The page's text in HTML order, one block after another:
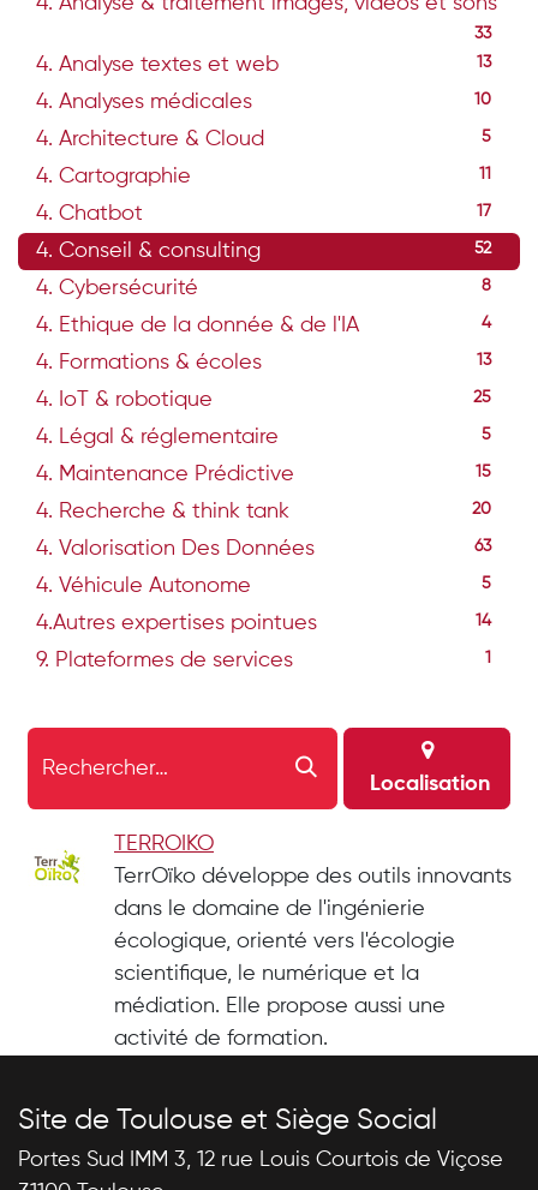
33
4. Analyse textes et web 13
4. Analyses médicales 10
4. Architecture & Cloud 5
4. Cartographie
4. Chatbot 17
4. Conseil & consulting 52
4. Cybersécurité 8
4. Ethique de la donnée & de l'IA 4
4. Formations & écoles 13
4. IoT & robotique 25
4. Légal & réglementaire 5
4. Maintenance Prédictive 15
4. Recherche & think tank 20
4. Valorisation Des Données 63
4. Véhicule Autonome 5
4.Autres expertises pointues 14
9. Plateformes de services
Localisation
TERROIKO
TerrOïko développe des outils innovants
dans le domaine de l'ingénierie
écologique, orienté vers l'écologie
scientifique, le numérique et la
médiation. Elle propose aussi une
activité de formation.
Site de Toulouse et Siège Social
Portes Sud IMM 3, 12 rue Louis Courtois de Viçose